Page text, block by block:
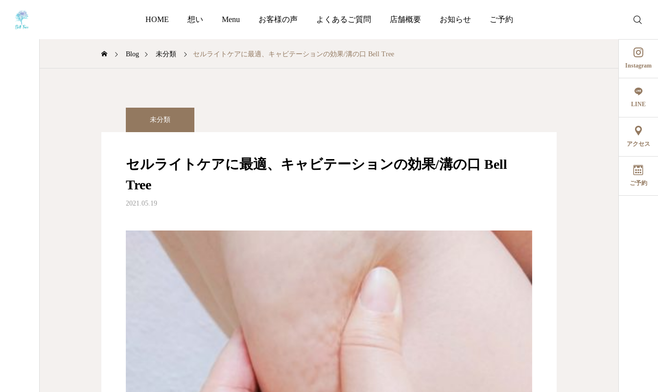
HOME 想い Menu お客様の声 よくあるご質問 店舗概要 お知らせ ご予約
Instagram
LINE
アクセス
ご予約
Blog 未分類 セルライトケアに最適、キャビテーションの効果/溝の口 Bell Tree
未分類
セルライトケアに最適、キャビテーションの効果/溝の口 Bell
Tree
2021.05.19